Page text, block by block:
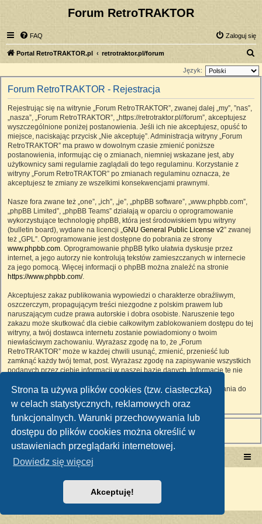
Strona ta używa plików cookies (tzw. ciasteczka)
w celach statystycznych, reklamowych oraz
funkcjonalnych. Warunki przechowywania lub
dostępu do plików cookies można określić w
ustawieniach przeglądarki internetowej.
Dowiedz się więcej
Akceptuję!
Forum RetroTRAKTOR
FAQ Zaloguj się
Portal RetroTRAKTOR.pl retrotraktor.pl/forum
z
Język:
Forum RetroTRAKTOR - Rejestracja
Rejestrując się na witrynie „Forum RetroTRAKTOR”, zwanej dalej „my”, ”nas”,
„nasza”, „Forum RetroTRAKTOR”, „https://retrotraktor.pl//forum”, akceptujesz
wyszczególnione poniżej postanowienia. Jeśli ich nie akceptujesz, opuść to
miejsce, naciskając przycisk „Nie akceptuję”. Administracja witryny „Forum
RetroTRAKTOR” ma prawo w dowolnym czasie zmienić poniższe
postanowienia, informując cię o zmianach, niemniej wskazane jest, aby
użytkownicy sami regularnie zaglądali do tego regulaminu. Korzystanie z
witryny „Forum RetroTRAKTOR” po zmianach regulaminu oznacza, że
akceptujesz te zmiany ze wszelkimi konsekwencjami prawnymi.
Nasze fora zwane też „one”, „ich”, „je”, „phpBB software”, „www.phpbb.com”,
„phpBB Limited”, „phpBB Teams” działają w oparciu o oprogramowanie
wykorzystujące technologię phpBB, która jest środowiskiem typu witryny
(bulletin board), wydane na licencji „GNU General Public License v2” zwanej
też „GPL”. Oprogramowanie jest dostępne do pobrania ze strony
www.phpbb.com. Oprogramowanie phpBB tylko ułatwia dyskusje przez
internet, a jego autorzy nie kontrolują tekstów zamieszczanych w internecie
za jego pomocą. Więcej informacji o phpBB można znaleźć na stronie
https://www.phpbb.com/.
Akceptujesz zakaz publikowania wypowiedzi o charakterze obraźliwym,
oszczerczym, propagującym treści niezgodne z polskim prawem lub
naruszającym cudze prawa autorskie i dobra osobiste. Naruszenie tego
zakazu może skutkować dla ciebie całkowitym zablokowaniem dostępu do tej
witryny, a twój dostawca internetu zostanie powiadomiony o twoim
niewłaściwym zachowaniu. Wyrażasz zgodę na to, że „Forum
RetroTRAKTOR” może w każdej chwili usunąć, zmienić, przenieść lub
zamknąć każdy twój temat, post. Wyrażasz zgodę na zapisywanie wszystkich
podanych przez ciebie informacji w naszej bazie danych. Informacje te nie
RetroTRAKTOR”, ani phpBB nie ponosi odpowiedzialności za włamania do
witryny, podczas których może dojść do kradzieży danych.
Portal RetroTRAKTOR.pl
Polski pakiet językowy dostarcza